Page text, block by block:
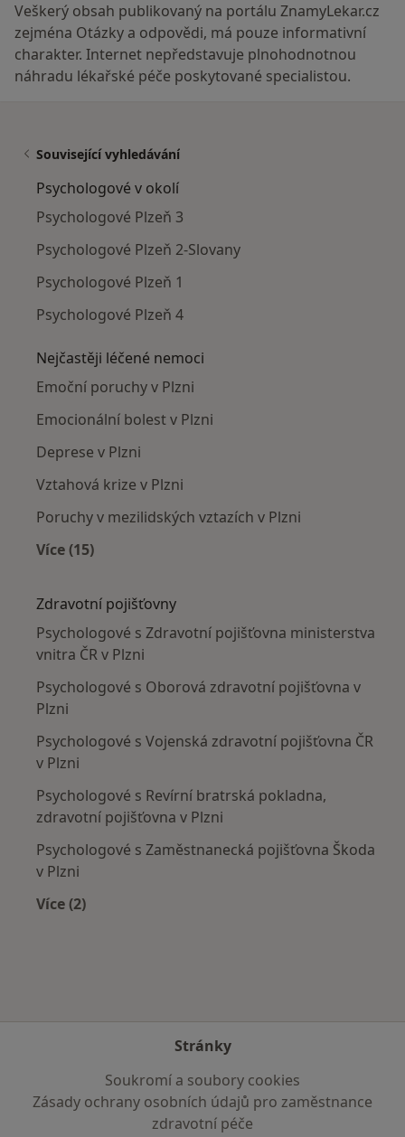
Veškerý obsah publikovaný na portálu ZnamyLekar.cz
zejména Otázky a odpovědi, má pouze informativní
charakter. Internet nepředstavuje plnohodnotnou
náhradu lékařské péče poskytované specialistou.
Související vyhledávání
Psychologové v okolí
Psychologové Plzeň 3
Psychologové Plzeň 2-Slovany
Psychologové Plzeň 1
Psychologové Plzeň 4
Nejčastěji léčené nemoci
Emoční poruchy v Plzni
Emocionální bolest v Plzni
Deprese v Plzni
Vztahová krize v Plzni
Poruchy v mezilidských vztazích v Plzni
Více (15)
Zdravotní pojišťovny
Psychologové s Zdravotní pojišťovna ministerstva
vnitra ČR v Plzni
Psychologové s Oborová zdravotní pojišťovna v
Plzni
Psychologové s Vojenská zdravotní pojišťovna ČR
v Plzni
Psychologové s Revírní bratrská pokladna,
zdravotní pojišťovna v Plzni
Psychologové s Zaměstnanecká pojišťovna Škoda
v Plzni
Více (2)
Stránky
Soukromí a soubory cookies
Zásady ochrany osobních údajů pro zaměstnance
zdravotní péče